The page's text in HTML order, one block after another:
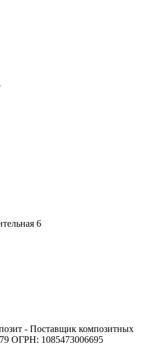
6
- Поставщик композитных
ОГРН: 1085473006695